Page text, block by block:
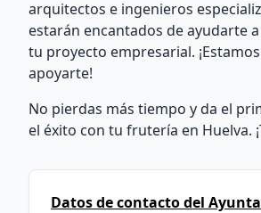
arquitectos e ingenieros
estarán encantados de ayudarte
tu proyecto empresarial.
apoyarte!
No pierdas más tiempo y da el
el éxito con tu frutería en Huelva.
Datos de contacto del